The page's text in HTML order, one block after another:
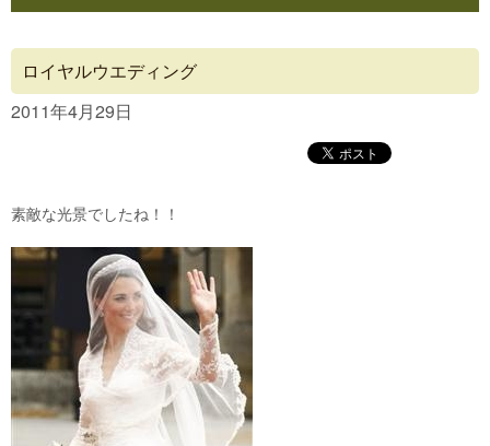
Concept
Blog
ロイヤルウエディング
2011年4月29日
素敵な光景でしたね！！